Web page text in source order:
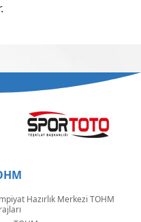
Hazırlık Merkezi TOHM